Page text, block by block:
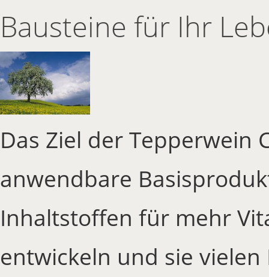
Bausteine für Ihr
Das Ziel der Tepperwein
anwendbare
Inhaltstoffen für mehr
entwickeln und sie